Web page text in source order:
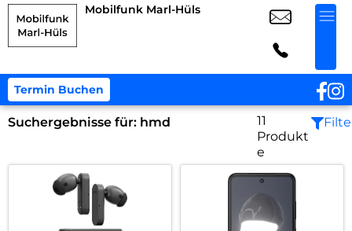
Mobilfunk Marl-Hüls
Termin Buchen
Suchergebnisse für: hmd
11
Produkt
e